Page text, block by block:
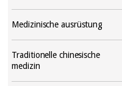
Medizinische ausrüstung
Traditionelle chinesische
medizin